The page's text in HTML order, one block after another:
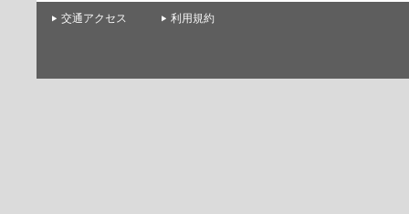
交通アクセス 利用規約